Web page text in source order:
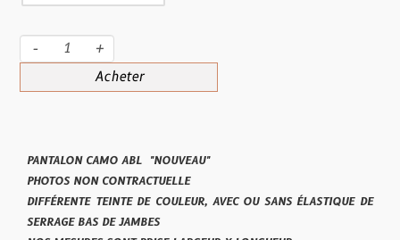
- +
Acheter
PANTALON CAMO ABL "NOUVEAU"
PHOTOS NON CONTRACTUELLE
DIFFÉRENTE TEINTE DE COULEUR, AVEC OU SANS ÉLASTIQUE DE
SERRAGE BAS DE JAMBES